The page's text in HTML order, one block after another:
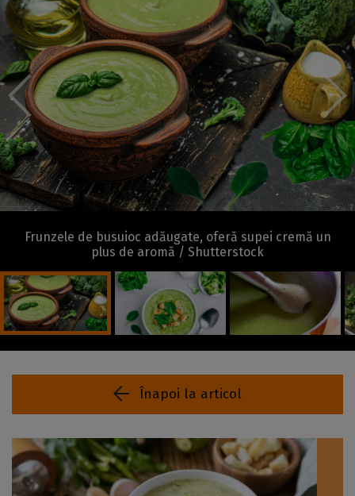
Frunzele de busuioc adăugate, oferă supei cremă un
plus de aromă / Shutterstock
Înapoi la articol